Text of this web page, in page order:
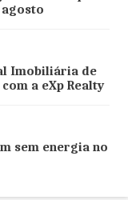
agosto
Imobiliária de
a eXp Realty
sem energia no